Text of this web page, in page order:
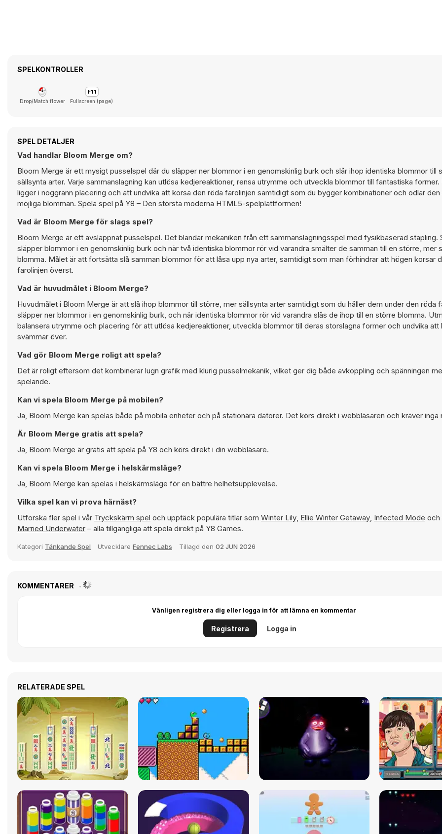
SPELKONTROLLER
Drop/Match flower Fullscreen (page)
SPEL DETALJER
Vad handlar Bloom Merge om?
Bloom Merge är ett mysigt pusselspel där du släpper ner blommor i en genomskinlig burk och slår ihop identiska blommor till
sällsynta arter. Varje sammanslagning kan utlösa kedjereaktioner, rensa utrymme och utveckla blommor till fantastiska former.
ligger i noggrann placering och att undvika att korsa den röda farolinjen samtidigt som du bygger kombinationer och odlar
möjliga blomman. Spela spel på Y8 – Den största moderna HTML5-spelplattformen!
Vad är Bloom Merge för slags spel?
Bloom Merge är ett avslappnat pusselspel. Det blandar mekaniken från ett sammanslagningsspel med fysikbaserad stapling.
släpper blommor i en genomskinlig burk och när två identiska blommor rör vid varandra smälter de samman till en större, mer
blomma. Målet är att fortsätta slå samman blommor för att låsa upp nya arter, samtidigt som man förhindrar att högen korsar
farolinjen överst.
Vad är huvudmålet i Bloom Merge?
Huvudmålet i Bloom Merge är att slå ihop blommor till större, mer sällsynta arter samtidigt som du håller dem under den röda
släpper ner blommor i en genomskinlig burk, och när identiska blommor rör vid varandra slås de ihop till en större blomma.
balansera utrymme och placering för att utlösa kedjereaktioner, utveckla blommor till deras storslagna former och undvika att
svämmar över.
Vad gör Bloom Merge roligt att spela?
Det är roligt eftersom det kombinerar lugn grafik med klurig pusselmekanik, vilket ger dig både avkoppling och spänningen
spelande.
Kan vi spela Bloom Merge på mobilen?
Ja, Bloom Merge kan spelas både på mobila enheter och på stationära datorer. Det körs direkt i webbläsaren och kräver inga
Är Bloom Merge gratis att spela?
Ja, Bloom Merge är gratis att spela på Y8 och körs direkt i din webbläsare.
Kan vi spela Bloom Merge i helskärmsläge?
Ja, Bloom Merge kan spelas i helskärmsläge för en bättre helhetsupplevelse.
Vilka spel kan vi prova härnäst?
Utforska fler spel i vår Tryckskärm spel och upptäck populära titlar som Winter Lily, Ellie Winter Getaway, Infected Mode och
Married Underwater – alla tillgängliga att spela direkt på Y8 Games.
Kategori Tänkande Spel Utvecklare Fennec Labs Tillagd den 02 JUN 2026
KOMMENTARER
Vänligen registrera dig eller logga in för att lämna en kommentar
Registrera Logga in
RELATERADE SPEL